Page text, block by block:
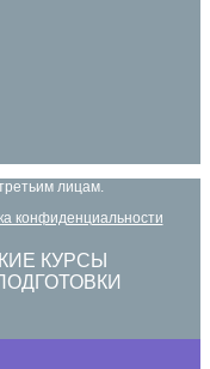
лицам.
конфиденциальности
КУРСЫ